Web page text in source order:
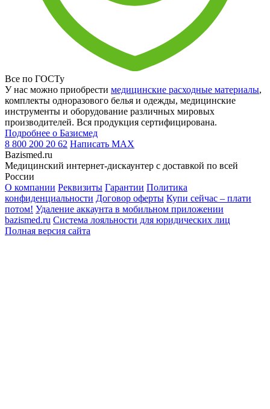
Все по ГОСТу
У нас можно приобрести медицинские расходные материалы,
комплекты одноразового белья и одежды, медицинские
инструменты и оборудование различных мировых
производителей. Вся продукция сертифицирована.
Подробнее о Базисмед
8 800 200 20 62 Написать MAX
Bazismed.ru
Медицинский интернет-дискаунтер с доставкой по всей
России
О компании Реквизиты Гарантии Политика
конфиденциальности Договор оферты Купи сейчас – плати
потом! Удаление аккаунта в мобильном приложении
bazismed.ru Система лояльности для юридических лиц
Полная версия сайта